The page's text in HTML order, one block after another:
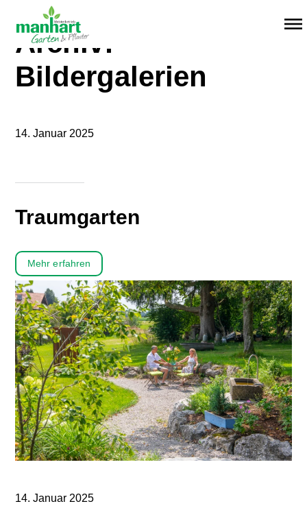
Menü überspringen
Archiv:
Bildergalerien
14. Januar 2025
Traumgarten
Mehr erfahren
14. Januar 2025